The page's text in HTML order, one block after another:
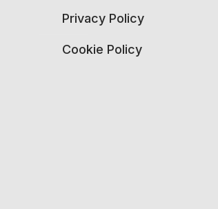
Privacy Policy
Cookie Policy